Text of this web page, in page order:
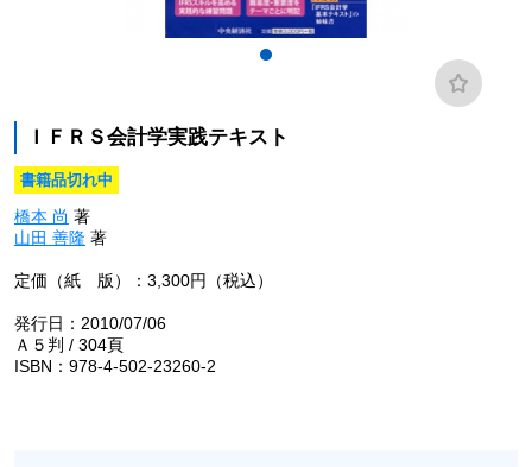
ＩＦＲＳ会計学実践テキスト
書籍品切れ中
橋本 尚 著
山田 善隆 著
定価（紙 版）：3,300円（税込）
発行日：2010/07/06
Ａ５判 / 304頁
ISBN：978-4-502-23260-2